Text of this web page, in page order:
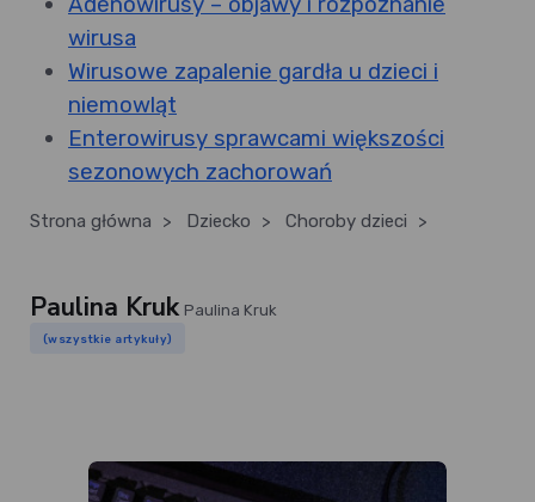
wirusa
Wirusowe zapalenie gardła u dzieci i
niemowląt
Enterowirusy sprawcami większości
sezonowych zachorowań
Strona główna > Dziecko > Choroby dzieci >
Paulina Kruk Paulina Kruk
(wszystkie artykuły)